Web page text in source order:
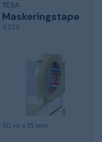
TESA
Maskeringstape
4323
50 m x 15 mm